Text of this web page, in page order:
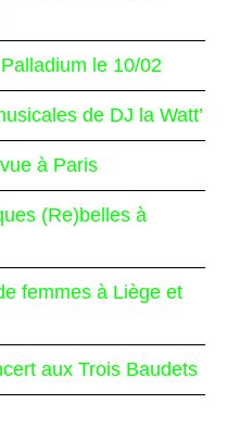
le 10/02
de DJ la Watt’
à Paris
(Re)belles à
femmes à Liège et
aux Trois Baudets